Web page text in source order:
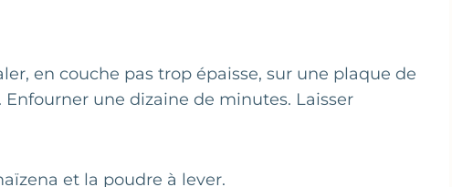
en couche pas trop épaisse, sur une plaque de
une dizaine de minutes. Laisser
et la poudre à lever.